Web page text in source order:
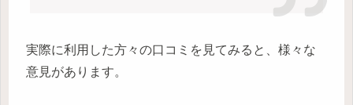
実際に利用した方々の口コミを見てみると、様々な
意見があります。